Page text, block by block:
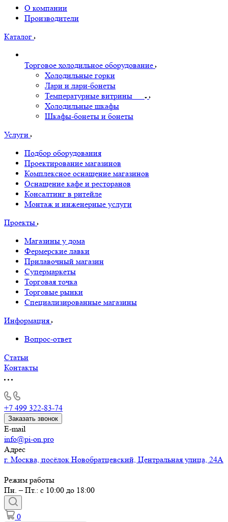
О компании
Производители
Каталог
Торговое холодильное оборудование
Холодильные горки
Лари и лари-бонеты
Температурные витрины
Холодильные шкафы
Шкафы-бонеты и бонеты
Услуги
Подбор оборудования
Проектирование магазинов
Комплексное оснащение магазинов
Оснащение кафе и ресторанов
Консалтинг в ритейле
Монтаж и инженерные услуги
Проекты
Магазины у дома
Фермерские лавки
Прилавочный магазин
Супермаркеты
Торговая точка
Торговые рынки
Специализированные магазины
Информация
Вопрос-ответ
Статьи
Контакты
+7 499 322-83-74
Заказать звонок
E-mail
info@pi-on.pro
Адрес
г. Москва, посёлок Новобратцевский, Центральная улица, 24А
Режим работы
Пн. – Пт.: с 10:00 до 18:00
0